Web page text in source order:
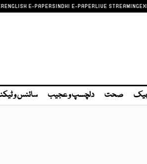
ENGLISH E-PAPERSINDHI E-PAPERLIVE STREAMING
صحت دلچسپ و عجیب سائنس و